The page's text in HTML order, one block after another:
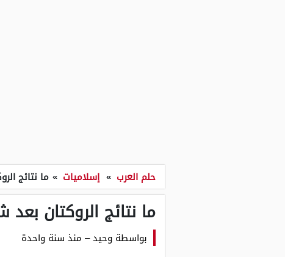
حلم العرب » إسلاميات » ما نتائج
ما نتائج الروكتان
بواسطة وحيد– منذ سنة واحدة